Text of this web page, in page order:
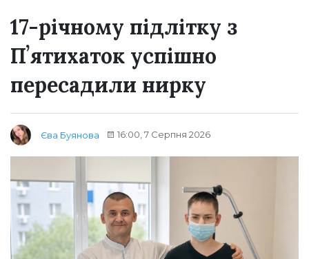
17-річному підлітку з
Пʼятихаток успішно
пересадили нирку
Єва Буянова 16:00, 7 Серпня 2026